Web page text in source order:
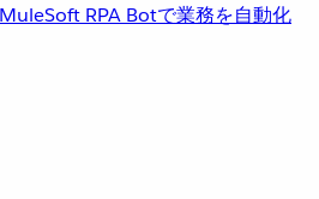
MuleSoft RPA Botで業務を自動化